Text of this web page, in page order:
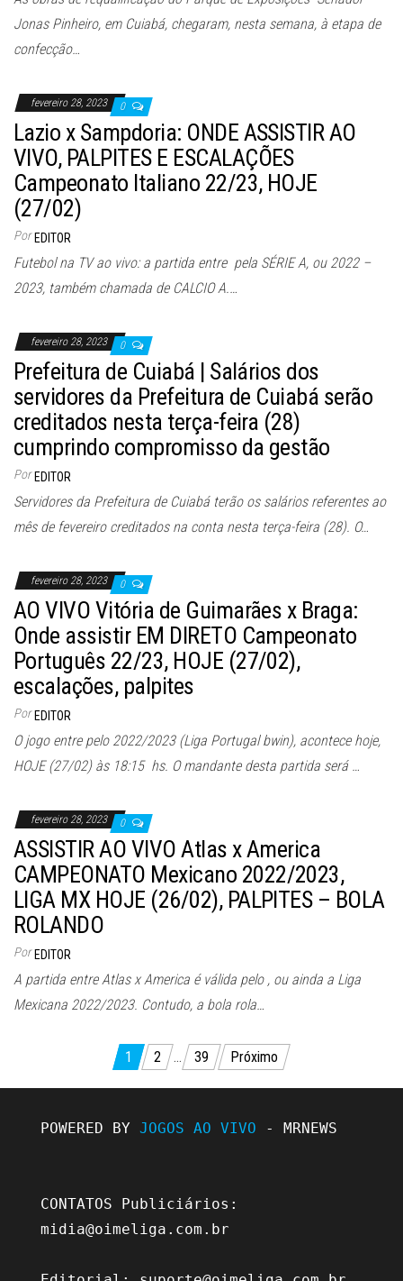
Jonas Pinheiro, em Cuiabá, chegaram, nesta semana, à etapa de
confecção…
fevereiro 28, 2023 0
Lazio x Sampdoria: ONDE ASSISTIR AO
VIVO, PALPITES E ESCALAÇÕES
Campeonato Italiano 22/23, HOJE
(27/02)
Por EDITOR
Futebol na TV ao vivo: a partida entre pela SÉRIE A, ou 2022 –
2023, também chamada de CALCIO A.…
fevereiro 28, 2023 0
Prefeitura de Cuiabá | Salários dos
servidores da Prefeitura de Cuiabá serão
creditados nesta terça-feira (28)
cumprindo compromisso da gestão
Por EDITOR
Servidores da Prefeitura de Cuiabá terão os salários referentes ao
mês de fevereiro creditados na conta nesta terça-feira (28). O…
fevereiro 28, 2023 0
AO VIVO Vitória de Guimarães x Braga:
Onde assistir EM DIRETO Campeonato
Português 22/23, HOJE (27/02),
escalações, palpites
Por EDITOR
O jogo entre pelo 2022/2023 (Liga Portugal bwin), acontece hoje,
HOJE (27/02) às 18:15 hs. O mandante desta partida será …
fevereiro 28, 2023 0
ASSISTIR AO VIVO Atlas x America
CAMPEONATO Mexicano 2022/2023,
LIGA MX HOJE (26/02), PALPITES – BOLA
ROLANDO
Por EDITOR
A partida entre Atlas x America é válida pelo , ou ainda a Liga
Mexicana 2022/2023. Contudo, a bola rola…
Paginação
de
posts
1 2 … 39 Próximo
POWERED BY JOGOS AO VIVO - MRNEWS
midia@oimeliga.com.br